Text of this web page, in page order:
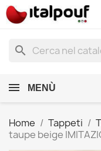
search
MENÙ
Home Tappeti
taupe beige